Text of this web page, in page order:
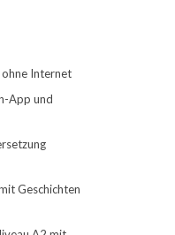
Internet
App und
Geschichten